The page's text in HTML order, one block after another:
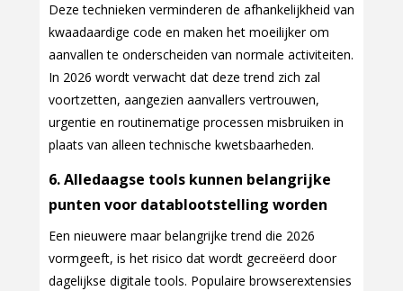
Deze technieken verminderen de afhankelijkheid van
kwaadaardige code en maken het moeilijker om
aanvallen te onderscheiden van normale activiteiten.
In 2026 wordt verwacht dat deze trend zich zal
voortzetten, aangezien aanvallers vertrouwen,
urgentie en routinematige processen misbruiken in
plaats van alleen technische kwetsbaarheden.
6. Alledaagse tools kunnen belangrijke
punten voor datablootstelling worden
Een nieuwere maar belangrijke trend die 2026
vormgeeft, is het risico dat wordt gecreëerd door
dagelijkse digitale tools. Populaire browserextensies